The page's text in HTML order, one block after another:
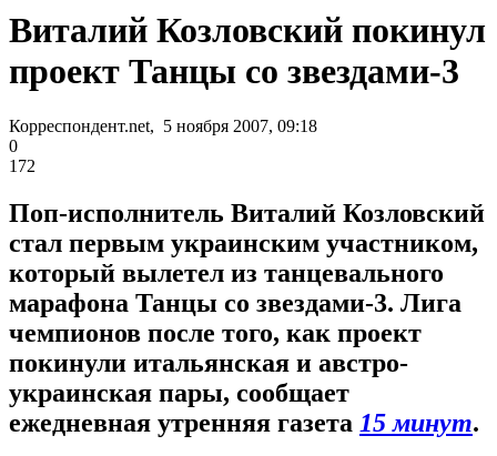
Виталий Козловский покинул
проект Танцы со звездами-3
Корреспондент.net, 5 ноября 2007, 09:18
0
172
Поп-исполнитель Виталий Козловский
стал первым украинским участником,
который вылетел из танцевального
марафона Танцы со звездами-3. Лига
чемпионов после того, как проект
покинули итальянская и австро-
украинская пары, сообщает
ежедневная утренняя газета 15 минут.